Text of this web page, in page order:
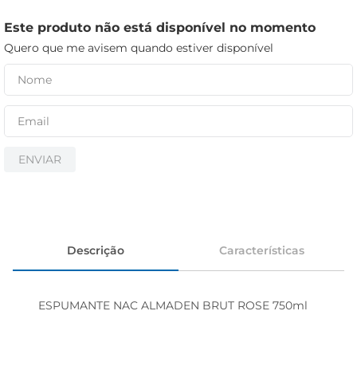
Este produto não está disponível no momento
Quero que me avisem quando estiver disponível
ENVIAR
Descrição Características
ESPUMANTE NAC ALMADEN BRUT ROSE 750ml
iogurte
papel higiênico